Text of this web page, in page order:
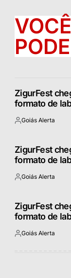
ZigurFest
formato de
Postado
Goiás Alerta
ZigurFest
formato de
Postado
Goiás Alerta
ZigurFest
formato de
Postado
Goiás Alerta